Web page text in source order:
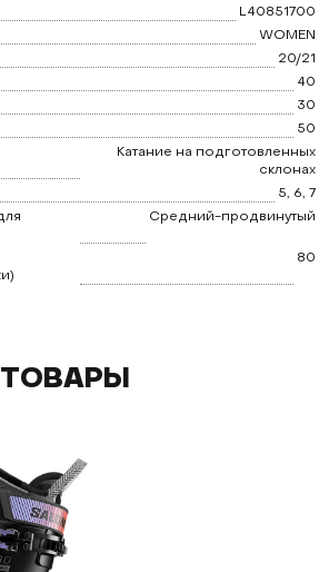
L40851700
WOMEN
20/21
40
30
50
Катание на подготовленных
склонах
5, 6, 7
Средний-продвинутый
80